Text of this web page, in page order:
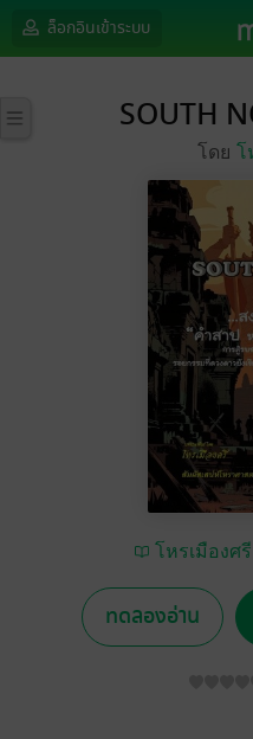
ล็อกอินเข้าระบบ
SOUTH
โดย โ
โหรเมืองศรี
ทดลองอ่าน